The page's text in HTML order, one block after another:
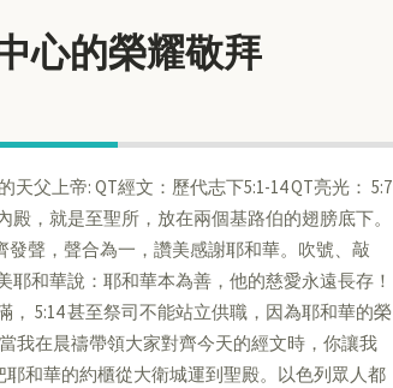
心的榮耀敬拜
天父上帝: QT經文：歷代志下5:1-14 QT亮光： 5:7
殿，就是至聖所，放在兩個基路伯的翅膀底下。
發聲，聲合為一，讚美感謝耶和華。吹號、敲
耶和華說：耶和華本為善，他的慈愛永遠長存！
， 5:14 甚至祭司不能站立供職，因為耶和華的榮
我在晨禱帶領大家對齊今天的經文時，你讓我
和華的約櫃從大衛城運到聖殿。以色列眾人都